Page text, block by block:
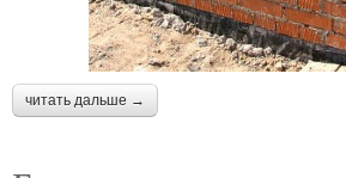
читать дальше →